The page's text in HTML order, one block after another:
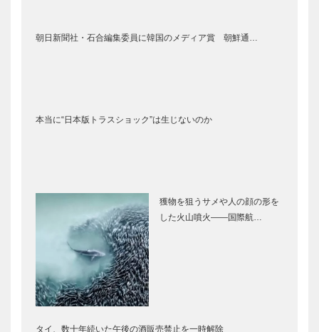
朝日新聞社・石合編集委員に韓国のメディア賞 朝鮮通…
本当に“日本版トラスショック”は生じないのか
獲物を狙うサメや人の顔の形を
した火山噴火――国際航…
タイ、数十年続いた午後の酒販売禁止を一時解除